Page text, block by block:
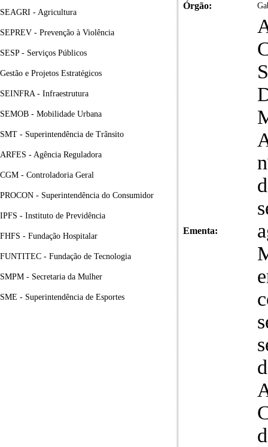
SEAGRI - Agricultura
SEPREV - Prevenção à Violência
SESP - Serviços Públicos
Gestão e Projetos Estratégicos
SEINFRA - Infraestrutura
SEMOB - Mobilidade Urbana
SMT - Superintendência de Trânsito
ARFES - Agência Reguladora
CGM - Controladoria Geral
PROCON - Superintendência do Consumidor
IPFS - Instituto de Previdência
FHFS - Fundação Hospitalar
FUNTITEC - Fundação de Tecnologia
SMPM - Secretaria da Mulher
SME - Superintendência de Esportes
Órgão:
Ementa: